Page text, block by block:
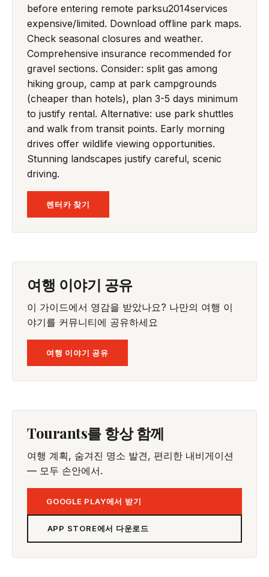
before entering remote parksu2014services
expensive/limited. Download offline park maps.
Check seasonal closures and weather.
Comprehensive insurance recommended for
gravel sections. Consider: split gas among
hiking group, camp at park campgrounds
(cheaper than hotels), plan 3-5 days minimum
to justify rental. Alternative: use park shuttles
and walk from transit points. Early morning
drives offer wildlife viewing opportunities.
Stunning landscapes justify careful, scenic
driving.
렌터카 찾기
여행 이야기 공유
이 가이드에서 영감을 받았나요? 나만의 여행 이
야기를 커뮤니티에 공유하세요
여행 이야기 공유
Tourants를 항상 함께
여행 계획, 숨겨진 명소 발견, 편리한 내비게이션
— 모두 손안에서.
GOOGLE PLAY에서 받기
APP STORE에서 다운로드